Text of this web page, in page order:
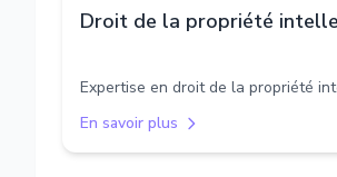
Droit de la propriété
Expertise en droit de la propriété
En savoir plus